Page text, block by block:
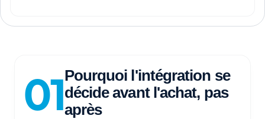
Pourquoi l'intégration se
décide avant l'achat, pas
après